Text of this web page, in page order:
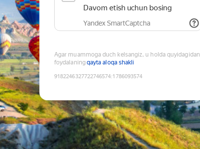
Davom etish uchun bosing
Yandex SmartCaptcha
Agar muammoga duch kelsangiz, u holda quyidagidan
foydalaning qayta aloqa shakli
9182246327722746574:1786093574